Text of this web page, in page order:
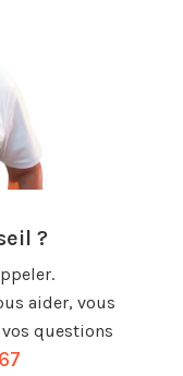
?
aider, vous
questions